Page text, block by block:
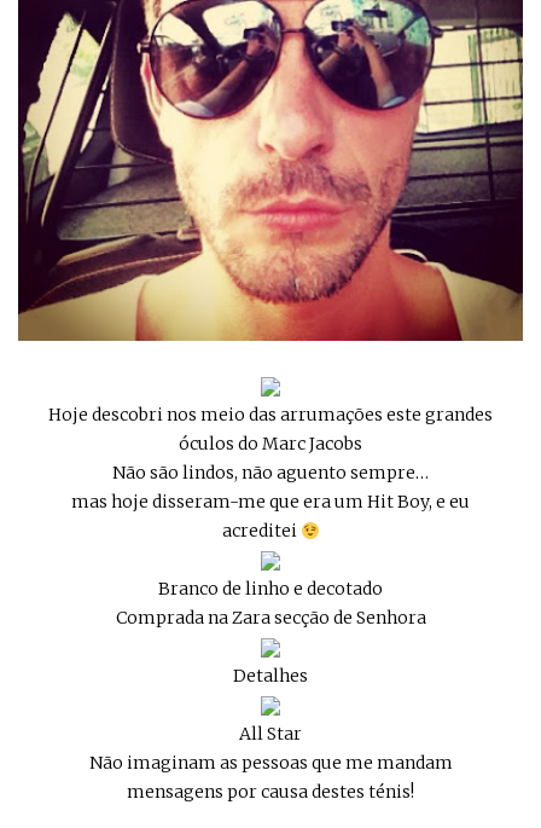
Hoje descobri nos meio das arrumações este grandes
óculos do Marc Jacobs
Não são lindos, não aguento sempre…
mas hoje disseram-me que era um Hit Boy, e eu
acreditei
Branco de linho e decotado
Comprada na Zara secção de Senhora
Detalhes
All Star
Não imaginam as pessoas que me mandam
mensagens por causa destes ténis!